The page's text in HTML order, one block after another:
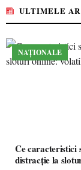
ULTIMELE
NAȚIONALE
Ce caracteristici
distracție la